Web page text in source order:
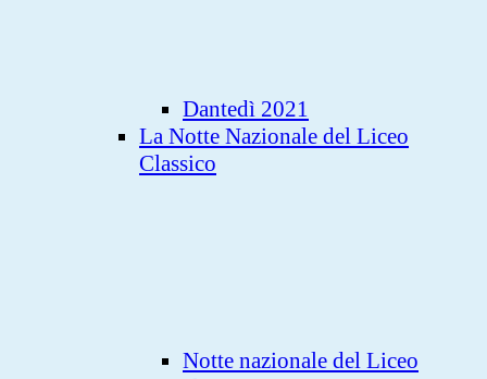
Dantedì 2021
La Notte Nazionale del Liceo
Classico
Notte nazionale del Liceo